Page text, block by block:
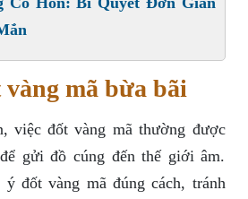
mã bừa bãi
việc đốt vàng mã thường được
gửi đồ cúng đến thế giới âm.
ý đốt vàng mã đúng cách, tránh